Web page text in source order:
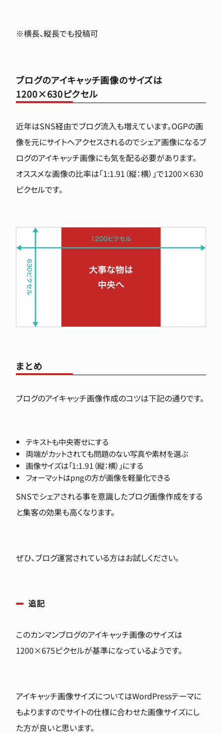
※横長、縦長でも投稿可
ブログのアイキャッチ画像のサイズは
1200×630ピクセル
近年はSNS経由でブログ流入も増えています。OGPの画
像を元にサイトへアクセスされるのでシェア画像になるブ
ログのアイキャッチ画像にも気を配る必要があります。
オススメな画像の比率は「1:1.91（縦：横）」で1200×630
ピクセルです。
まとめ
ブログのアイキャッチ画像作成のコツは下記の通りです。
テキストも中央寄せにする
両端がカットされても問題のない写真や素材を選ぶ
画像サイズは「1:1.91（縦：横）」にする
フォーマットはpngの方が画像を軽量化できる
SNSでシェアされる事を意識したブログ画像作成をする
と集客の効果も高くなります。
ぜひ、ブログ運営されている方はお試しください。
追記
このカンマンブログのアイキャッチ画像のサイズは
1200×675ピクセルが基準になっているようです。
アイキャッチ画像サイズについてはWordPressテーマに
もよりますのでサイトの仕様に合わせた画像サイズにし
た方が良いと思います。